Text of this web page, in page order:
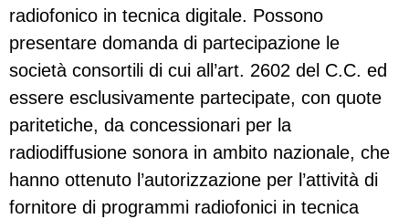
radiofonico in tecnica digitale. Possono
presentare domanda di partecipazione le
società consortili di cui all’art. 2602 del C.C. ed
essere esclusivamente partecipate, con quote
paritetiche, da concessionari per la
radiodiffusione sonora in ambito nazionale, che
hanno ottenuto l’autorizzazione per l’attività di
fornitore di programmi radiofonici in tecnica